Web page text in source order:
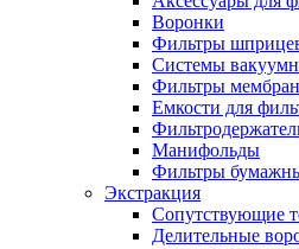
Воронки
Фильтры
Системы
Фильтры
Емкости для
Манифольды
Фильтры
Экстракция
Сопутствующие
Делительные